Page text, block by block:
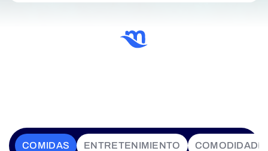
COMIDAS ENTRETENIMIENTO